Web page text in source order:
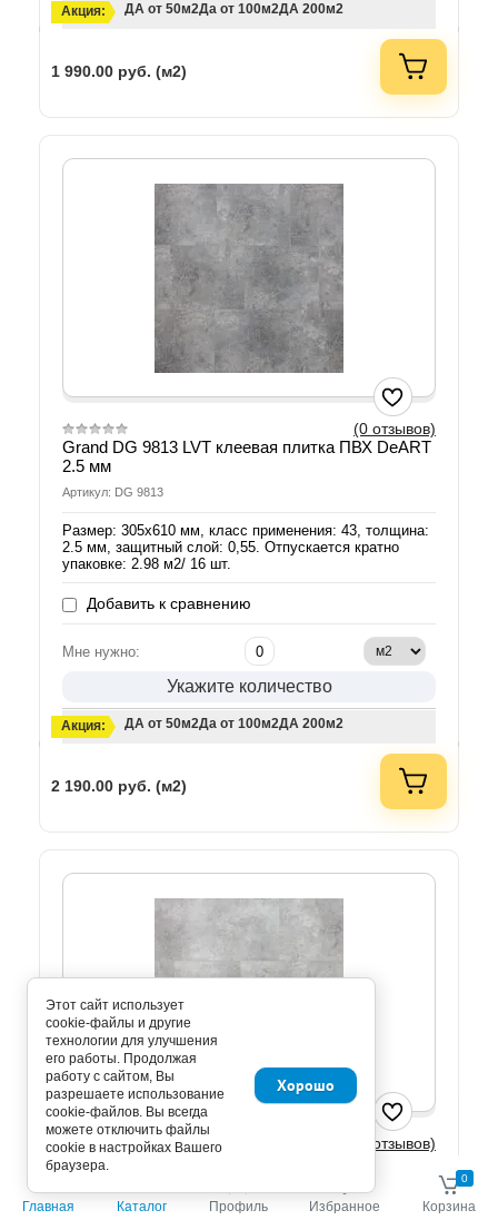
Акция: ДА от 50м2Да от 100м2ДА 200м2
1 990.00 руб. (м2)
(0 отзывов)
Grand DG 9813 LVT клеевая плитка ПВХ DeART
2.5 мм
Артикул: DG 9813
Размер: 305х610 мм, класс применения: 43, толщина:
2.5 мм, защитный слой: 0,55. Отпускается кратно
упаковке: 2.98 м2/ 16 шт.
Добавить к сравнению
Мне нужно:
Укажите количество
Акция: ДА от 50м2Да от 100м2ДА 200м2
2 190.00 руб. (м2)
(0 отзывов)
Grand DG 9814 LVT клеевая плитка ПВХ DeART
Артикул: DG 9814
Главная Каталог Профиль Избранное
0
Корзина
Этот сайт использует
cookie-файлы и другие
технологии для улучшения
его работы. Продолжая
работу с сайтом, Вы
разрешаете использование
cookie-файлов. Вы всегда
можете отключить файлы
cookie в настройках Вашего
браузера.
Хорошо